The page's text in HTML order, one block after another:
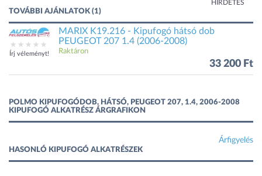
HIRDETÉS
TOVÁBBI AJÁNLATOK (1)
Írj véleményt!
MARIX K19.216 - Kipufogó hátsó dob
PEUGEOT 207 1.4 (2006-2008)
Raktáron
33 200 Ft
POLMO KIPUFOGÓDOB, HÁTSÓ, PEUGEOT 207, 1.4, 2006-2008
KIPUFOGÓ ALKATRÉSZ ÁRGRAFIKON
Árfigyelés
HASONLÓ KIPUFOGÓ ALKATRÉSZEK